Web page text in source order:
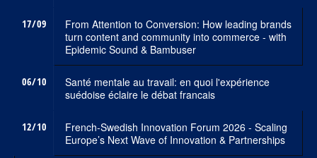
17/09
From Attention to Conversion: How leading brands
turn content and community into commerce - with
Epidemic Sound & Bambuser
06/10
Santé mentale au travail: en quoi l'expérience
suédoise éclaire le débat francais
12/10
French-Swedish Innovation Forum 2026 - Scaling
Europe’s Next Wave of Innovation & Partnerships